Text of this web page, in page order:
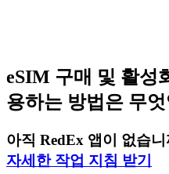
eSIM 구매 및 활성
용하는 방법은 무
아직 RedEx 앱이 없습니
자세한 작업 지침 받기